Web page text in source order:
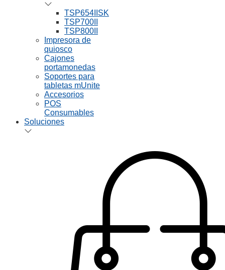
TSP654IISK
TSP700II
TSP800II
Impresora de
quiosco
Cajones
portamonedas
Soportes para
tabletas mUnite
Accesorios
POS
Consumables
Soluciones